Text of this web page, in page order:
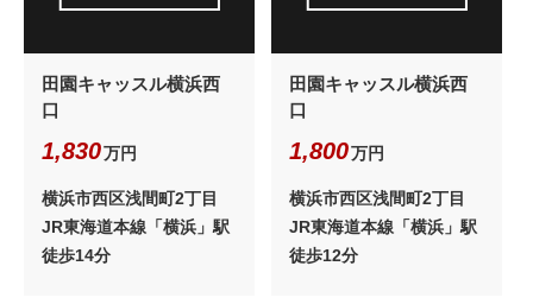
田園キャッスル横浜西
口
1,830万円
横浜市西区浅間町2丁目
JR東海道本線「横浜」駅
徒歩14分
田園キャッスル横浜西
口
1,800万円
横浜市西区浅間町2丁目
JR東海道本線「横浜」駅
徒歩12分